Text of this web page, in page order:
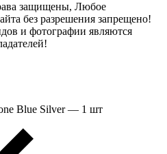
защищены, Любое
без разрешения запрещено!
и фотографии являются
Blue Silver — 1 шт